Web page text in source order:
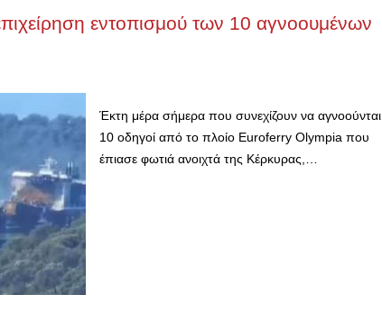
εντοπισμού των 10 αγνοουμένων
Έκτη μέρα σήμερα που συνεχίζουν να αγνοούνται
10 οδηγοί από το πλοίο Euroferry Olympia που
έπιασε φωτιά ανοιχτά της Κέρκυρας,…